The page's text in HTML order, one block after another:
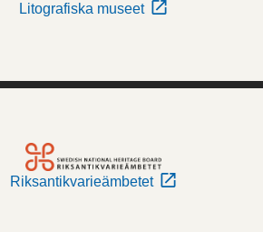
Litografiska museet
Riksantikvarieämbetet